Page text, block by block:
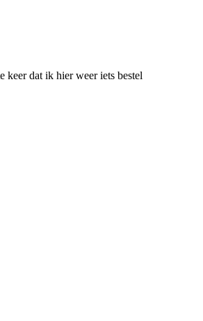
keer dat ik hier weer iets bestel